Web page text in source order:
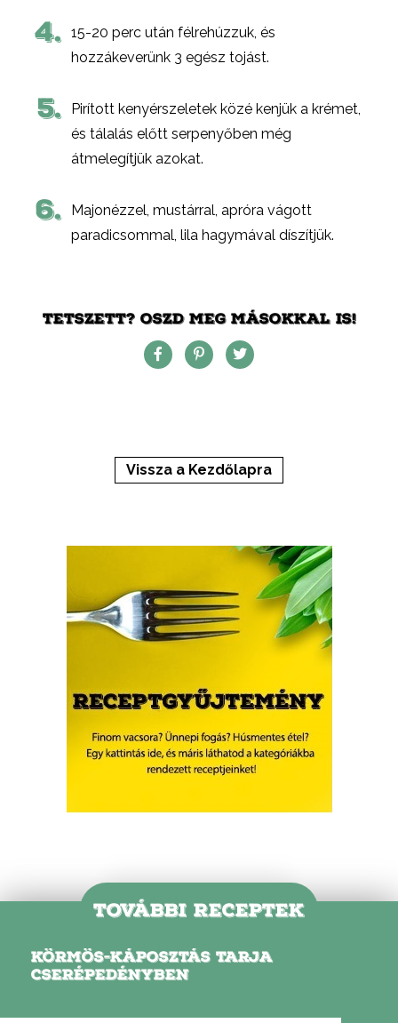
4. 15-20 perc után félrehúzzuk, és
hozzákeverünk 3 egész tojást.
5. Pirított kenyérszeletek közé kenjük a krémet,
és tálalás előtt serpenyőben még
átmelegítjük azokat.
6. Majonézzel, mustárral, apróra vágott
paradicsommal, lila hagymával díszítjük.
TETSZETT? OSZD MEG MÁSOKKAL IS!
Vissza a Kezdőlapra
TOVÁBBI RECEPTEK
KÖRMÖS-KÁPOSZTÁS TARJA
CSERÉPEDÉNYBEN